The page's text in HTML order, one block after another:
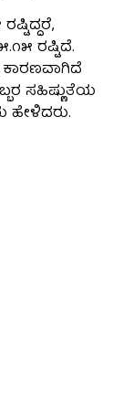
ರಷ್ಟಿದೆ.
ಕಾರಣವಾಗಿದೆ
ಸಹಿಷ್ಣುತೆಯ
ಹೇಳಿದರು.